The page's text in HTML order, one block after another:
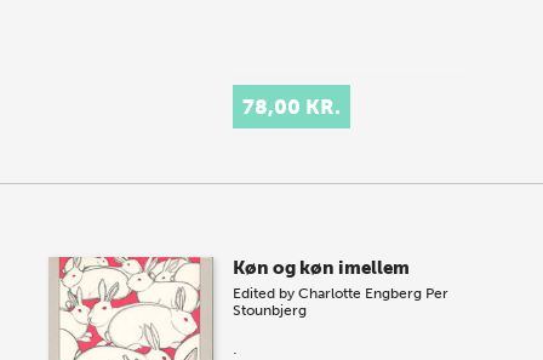
78,00 KR.
Køn og køn imellem
Edited byCharlotte Engberg Per
Stounbjerg
.